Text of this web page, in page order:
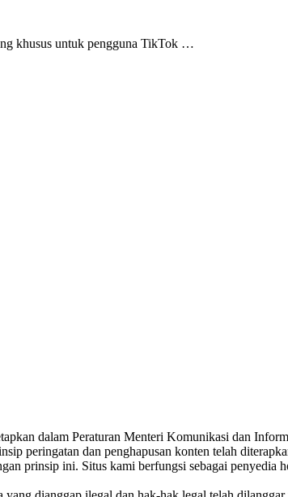
khusus untuk pengguna TikTok …
dalam Peraturan Menteri Komunikasi dan
peringatan dan penghapusan konten telah
prinsip ini. Situs kami berfungsi sebagai